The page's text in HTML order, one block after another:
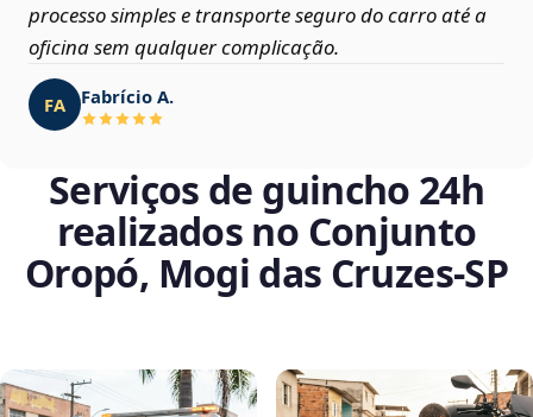
processo simples e transporte seguro do carro até a
oficina sem qualquer complicação.
FA Fabrício A.
Serviços de guincho 24h
realizados no Conjunto
Oropó, Mogi das Cruzes‑SP